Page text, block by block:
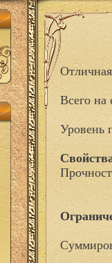
Всего на
Уровень